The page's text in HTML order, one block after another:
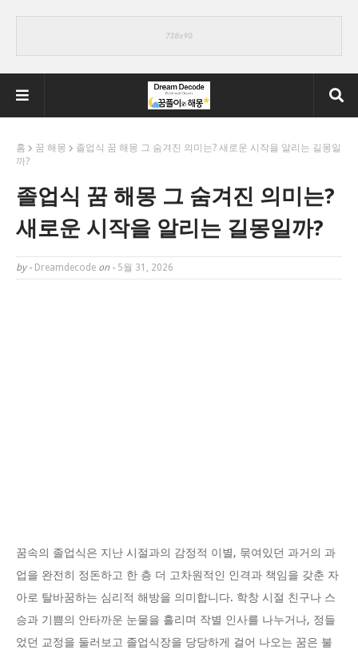
홈 꿈 해몽
졸업식 꿈 해몽 그 숨겨진 의미는? 새로운 시작을 알리는 길몽일
까?
졸업식 꿈 해몽 그 숨겨진 의미는?
새로운 시작을 알리는 길몽일까?
by - Dreamdecode on - 5월 31, 2026
꿈속의 졸업식은 지난 시절과의 감정적 이별, 묶여있던 과거의 과
업을 완전히 정돈하고 한 층 더 고차원적인 인격과 책임을 갖춘 자
아로 탈바꿈하는 심리적 해방을 의미합니다. 학창 시절 친구나 스
승과 기쁨의 안타까운 눈물을 흘리며 작별 인사를 나누거나, 정들
었던 교정을 둘러보고 졸업식장을 당당하게 걸어 나오는 꿈은 불